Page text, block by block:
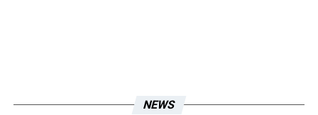
MILINKOVIC 6 –Sblocca il risultato con un
NEWS